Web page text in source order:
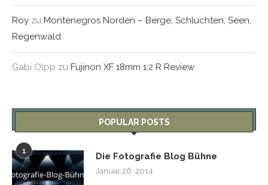
Roy zu Montenegros Norden – Berge, Schluchten, Seen,
Regenwald
Gabi Olpp zu Fujinon XF 18mm 1:2 R Review
POPULAR POSTS
1 Die Fotografie Blog Bühne
Januar 26, 2014